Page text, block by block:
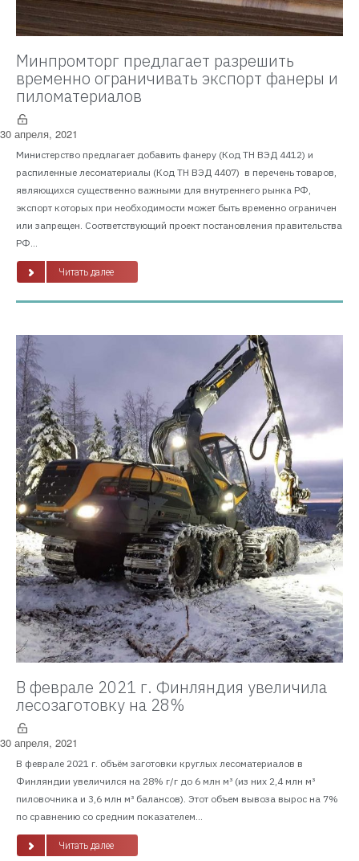
Минпромторг предлагает разрешить
временно ограничивать экспорт фанеры и
пиломатериалов
30 апреля, 2021
Министерство предлагает добавить фанеру (Код ТН ВЭД 4412) и
распиленные лесоматериалы (Код ТН ВЭД 4407) в перечень товаров,
являющихся существенно важными для внутреннего рынка РФ,
экспорт которых при необходимости может быть временно ограничен
или запрещен. Соответствующий проект постановления правительства
РФ...
Читать далее
В феврале 2021 г. Финляндия увеличила
лесозаготовку на 28%
30 апреля, 2021
В феврале 2021 г. объём заготовки круглых лесоматериалов в
Финляндии увеличился на 28% г/г до 6 млн м³ (из них 2,4 млн м³
пиловочника и 3,6 млн м³ балансов). Этот объем вывоза вырос на 7%
по сравнению со средним показателем...
Читать далее